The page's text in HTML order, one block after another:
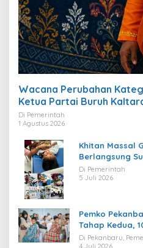
Wacana Perubahan
Ketua Partai Buruh
Regulasi
Di Pemerintah
1 Agustus 2026
Khitan Massal Gratis Baznas Berau
Berlangsung
Kebahagiaan
Di Pemerintah
5 Juli 2026
Pemko
Tahap Kedua,
Di Pekanbaru,
4 Juli 2026